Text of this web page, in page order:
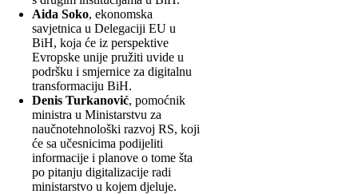
Aida Soko, ekonomska
savjetnica u Delegaciji EU u
BiH, koja će iz perspektive
Evropske unije pružiti uvide u
podršku i smjernice za digitalnu
transformaciju BiH.
Denis Turkanović, pomoćnik
ministra u Ministarstvu za
naučnotehnološki razvoj RS, koji
će sa učesnicima podijeliti
informacije i planove o tome šta
po pitanju digitalizacije radi
ministarstvo u kojem djeluje.